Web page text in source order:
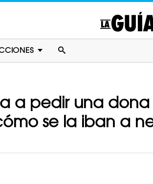
a pedir una dona
se la iban a